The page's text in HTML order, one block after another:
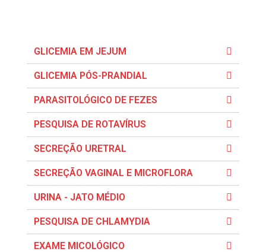
GLICEMIA EM JEJUM
GLICEMIA PÓS-PRANDIAL
PARASITOLÓGICO DE FEZES
PESQUISA DE ROTAVÍRUS
SECREÇÃO URETRAL
SECREÇÃO VAGINAL E MICROFLORA
URINA - JATO MÉDIO
PESQUISA DE CHLAMYDIA
EXAME MICOLÓGICO